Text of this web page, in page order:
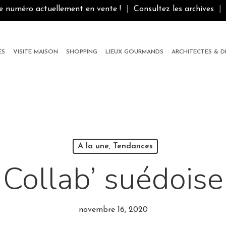
numéro actuellement en vente ! Consultez les archives
VISITE MAISON SHOPPING LIEUX GOURMANDS ARCHITECTES &
A la une, Tendances
Collab’ suédoise
novembre 16, 2020